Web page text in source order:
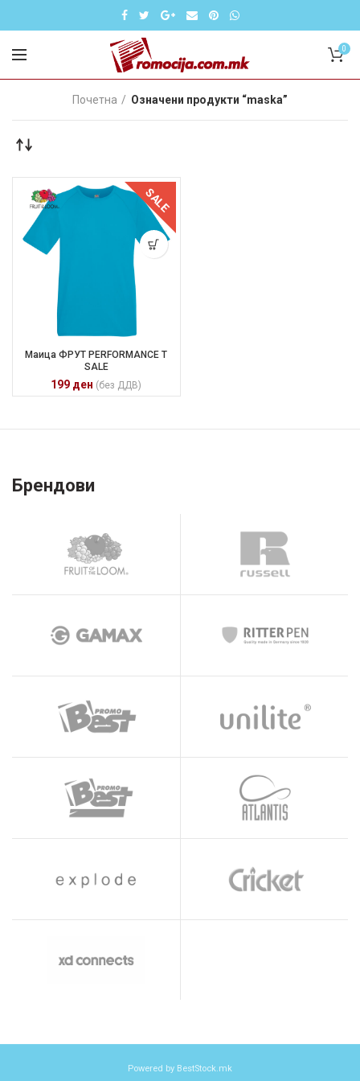
0
Почетна Означени продукти “maska”
SALE
Маица ФРУТ PERFORMANCE T
SALE
199 ден (без ДДВ)
Брендови
Powered by BestStock.mk